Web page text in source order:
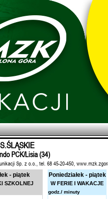
PCK/Lisia (34)
Sp. z o.o., tel. 68 45-20-450,
- piątek
SZKOLNEJ
Poniedziałek - piątek
W FERIE I WAKACJE
godz./ minuty